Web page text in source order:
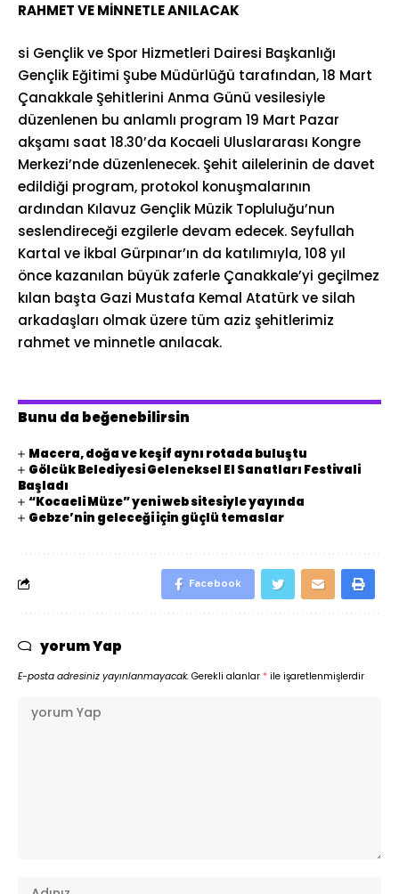
RAHMET VE MİNNETLE ANILACAK
si Gençlik ve Spor Hizmetleri Dairesi Başkanlığı
Gençlik Eğitimi Şube Müdürlüğü tarafından, 18 Mart
Çanakkale Şehitlerini Anma Günü vesilesiyle
düzenlenen bu anlamlı program 19 Mart Pazar
akşamı saat 18.30’da Kocaeli Uluslararası Kongre
Merkezi’nde düzenlenecek. Şehit ailelerinin de davet
edildiği program, protokol konuşmalarının
ardından Kılavuz Gençlik Müzik Topluluğu’nun
seslendireceği ezgilerle devam edecek. Seyfullah
Kartal ve İkbal Gürpınar’ın da katılımıyla, 108 yıl
önce kazanılan büyük zaferle Çanakkale’yi geçilmez
kılan başta Gazi Mustafa Kemal Atatürk ve silah
arkadaşları olmak üzere tüm aziz şehitlerimiz
rahmet ve minnetle anılacak.
Bunu da beğenebilirsin
Macera, doğa ve keşif aynı rotada buluştu
Gölcük Belediyesi Geleneksel El Sanatları Festivali
Başladı
“Kocaeli Müze” yeni web sitesiyle yayında
Gebze’nin geleceği için güçlü temaslar
Facebook
yorum Yap
E-posta adresiniz yayınlanmayacak. Gerekli alanlar * ile işaretlenmişlerdir